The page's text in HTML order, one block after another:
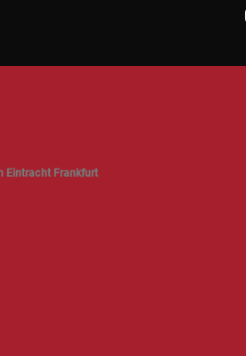
Eintracht Frankfurt